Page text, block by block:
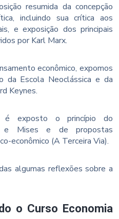
resumida da concepção
incluindo sua crítica aos
e exposição dos principais
por Karl Marx.
econômico, expomos
da Escola Neoclássica e da
Keynes.
exposto o princípio do
e Mises e de propostas
econômico (A Terceira Via).
algumas reflexões sobre a
o Curso Economia